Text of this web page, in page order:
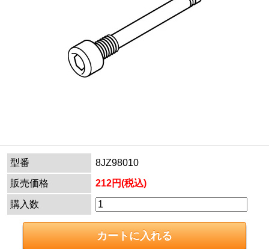
型番
8JZ98010
販売価格
212円(税込)
購入数